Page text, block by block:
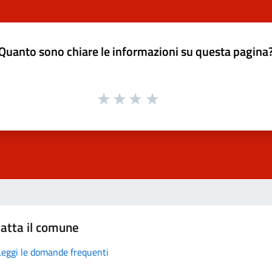
sono chiare le informazioni su questa
il comune
le domande frequenti